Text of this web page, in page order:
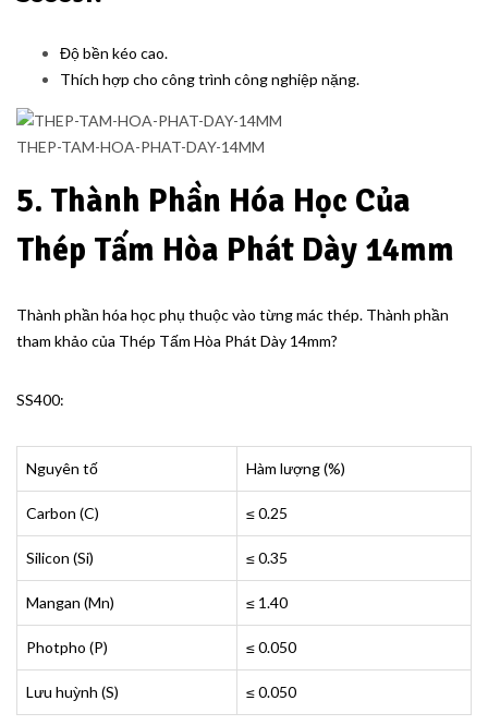
Độ bền kéo cao.
Thích hợp cho công trình công nghiệp nặng.
THEP-TAM-HOA-PHAT-DAY-14MM
5. Thành Phần Hóa Học Của
Thép Tấm Hòa Phát Dày 14mm
Thành phần hóa học phụ thuộc vào từng mác thép. Thành phần
tham khảo của Thép Tấm Hòa Phát Dày 14mm?
SS400:
Nguyên tố Hàm lượng (%)
Carbon (C) ≤ 0.25
Silicon (Si) ≤ 0.35
Mangan (Mn) ≤ 1.40
Photpho (P) ≤ 0.050
Lưu huỳnh (S) ≤ 0.050